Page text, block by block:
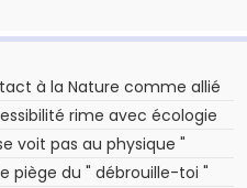
à la Nature comme allié
rime avec écologie
voit pas au physique "
piège du " débrouille-toi "